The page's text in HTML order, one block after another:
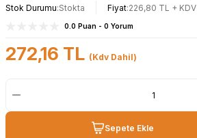
Stok Durumu Stokta Fiyat 226,80 TL + KDV
0.0 Puan - 0 Yorum
272,16 TL (Kdv Dahil)
Sepete Ekle